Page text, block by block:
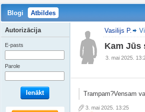
Blogi Atbildes
Vasilijs P.
Kam Jūs
3. mai 2025.
Trampam?Vensam
3. mai 2025. 13:25
Autorizācija
E-pasts
Parole
Ienākt